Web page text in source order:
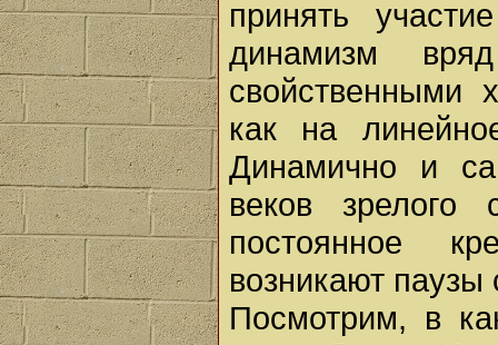
принять
динамизм
свойственными
как на
Динамично и
веков зрелого
постоянное
возникают паузы
Посмотрим, в